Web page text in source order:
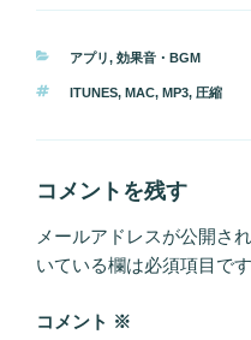
カ
ゴ
ー
アプリ, 効果音・BGM
タ
ITUNES, MAC, MP3, 圧縮
コメントを残す
メールアドレスが公開さ
いている欄は必須項目です
コメント ※